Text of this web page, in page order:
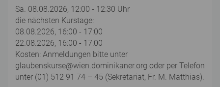
Sa. 08.08.2026, 12:00 - 12:30 Uhr
die nächsten Kurstage:
08.08.2026, 16:00 - 17:00
22.08.2026, 16:00 - 17:00
Kosten: Anmeldungen bitte unter
glaubenskurse@wien.dominikaner.org oder per Telefon
unter (01) 512 91 74 – 45 (Sekretariat, Fr. M. Matthias).